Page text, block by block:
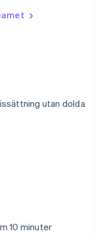
utan dolda
10 minuter